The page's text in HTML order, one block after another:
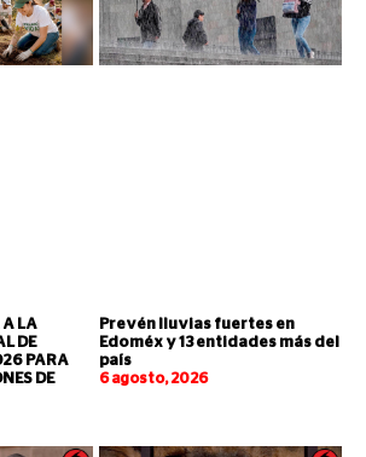
A LA
DE
PARA
DE
Prevén lluvias fuertes en
Edoméx y 13 entidades más del
país
6 agosto, 2026